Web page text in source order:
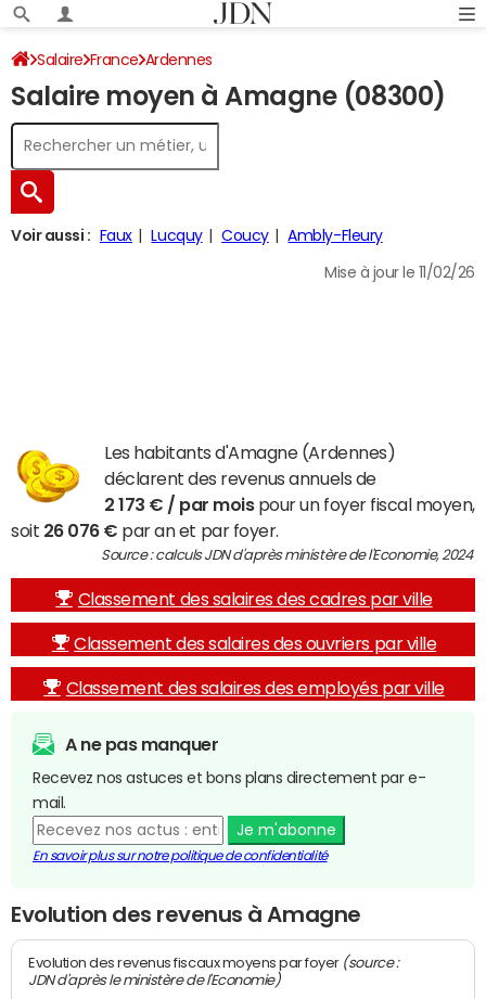
Salaire France Ardennes
Salaire moyen à Amagne (08300)
Voir aussi : Faux Lucquy Coucy Ambly-Fleury
Mise à jour le 11/02/26
Les habitants d'Amagne (Ardennes)
déclarent des revenus annuels de
2 173 € / par moispour un foyer fiscal moyen,
soit 26 076 € par an et par foyer.
Source : calculs JDN d'après ministère de l'Economie, 2024
Classement des salaires des cadres par ville
Classement des salaires des ouvriers par ville
Classement des salaires des employés par ville
A ne pas manquer
Recevez nos astuces et bons plans directement par e-
mail.
Je m'abonne
En savoir plus sur notre politique de confidentialité
Evolution des revenus à Amagne
Evolution des revenus fiscaux moyens par foyer (source :
JDN d'après le ministère de l'Economie)